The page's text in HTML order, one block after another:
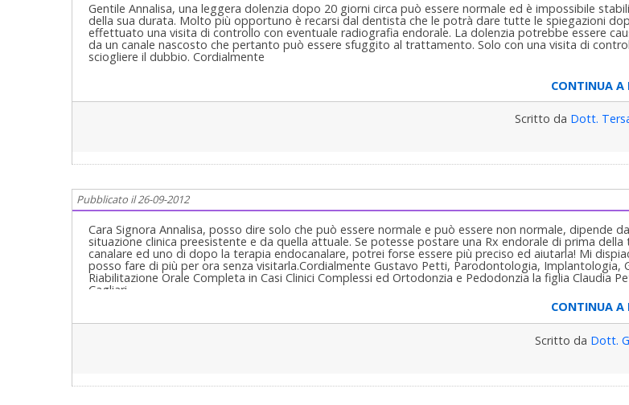
Gentile Annalisa, una leggera dolenzia dopo 20 giorni circa può essere normale ed è impossibile
della sua durata. Molto più opportuno è recarsi dal dentista che le potrà dare tutte le spiegazioni
effettuato una visita di controllo con eventuale radiografia endorale. La dolenzia potrebbe essere
da un canale nascosto che pertanto può essere sfuggito al trattamento. Solo con una visita di
sciogliere il dubbio. Cordialmente
CONTINUA A
Scritto da Dott.
Pubblicato il 26-09-2012
Cara Signora Annalisa, posso dire solo che può essere normale e può essere non normale, dipende
situazione clinica preesistente e da quella attuale. Se potesse postare una Rx endorale di prima della
canalare ed uno di dopo la terapia endocanalare, potrei forse essere più preciso ed aiutarla! Mi
posso fare di più per ora senza visitarla.Cordialmente Gustavo Petti, Parodontologia, Implantologia,
Riabilitazione Orale Completa in Casi Clinici Complessi ed Ortodonzia e Pedodonzia la figlia Claudia
Cagliari.
CONTINUA A
Scritto da Dott.